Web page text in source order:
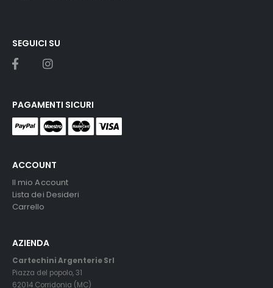
ACCOUNT
Il mio Account
Lista dei Desideri
Carrello
AZIENDA
Cartechini Argenterie Srl
Piazza del popolo, 31
62014 Corridonia (MC)
SEGUICI SU
PAGAMENTI SICURI